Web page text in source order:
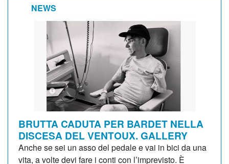
NEWS
BRUTTA CADUTA PER BARDET NELLA
DISCESA DEL VENTOUX. GALLERY
Anche se sei un asso del pedale e vai in bici da una
vita, a volte devi fare i conti con l’imprevisto. È